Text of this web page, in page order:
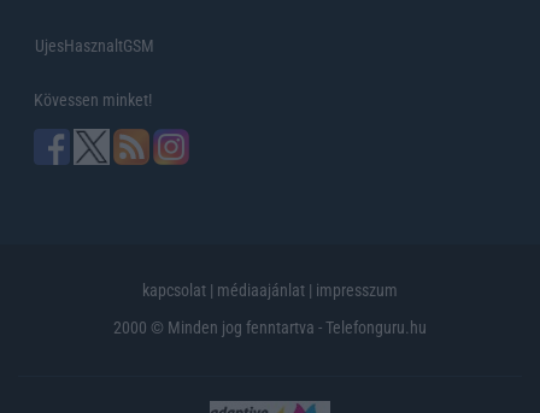
UjesHasznaltGSM
Kövessen minket!
kapcsolat | médiaajánlat | impresszum
2000 © Minden jog fenntartva - Telefonguru.hu